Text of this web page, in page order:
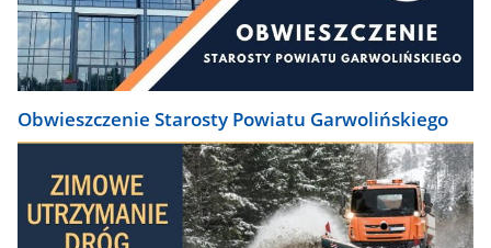
Obwieszczenie Starosty Powiatu Garwolińskiego